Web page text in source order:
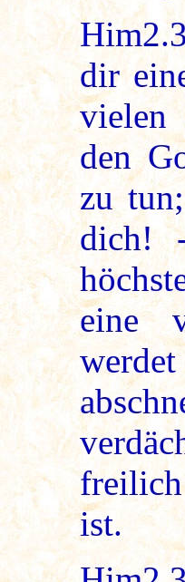
dir
vielen
den
zu
dich!
eine
ist.